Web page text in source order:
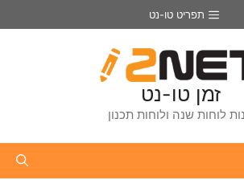
תפריט טו-נט
זמן טו-נט
לוחות שנה ולוחות תכנון